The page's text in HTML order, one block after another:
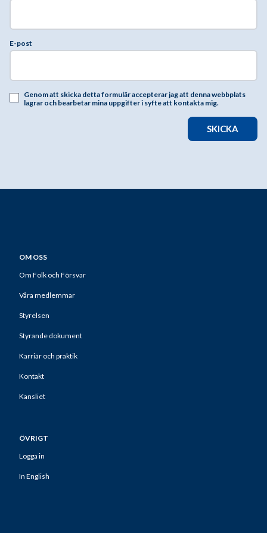
E-post
Genom att skicka detta formulär accepterar jag att denna webbplats
lagrar och bearbetar mina uppgifter i syfte att kontakta mig.
SKICKA
OM OSS
Om Folk och Försvar
Våra medlemmar
Styrelsen
Styrande dokument
Karriär och praktik
Kontakt
Kansliet
ÖVRIGT
Logga in
In English